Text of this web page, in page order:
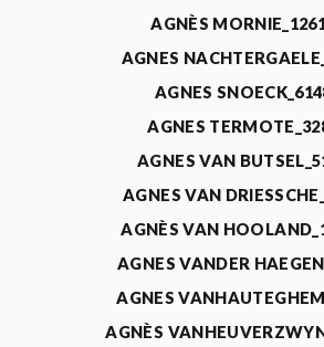
AGNÈS
AGNES
AGNES
AGNES
AGNES VAN
AGNES VAN
AGNÈS VAN
AGNES VANDER
AGNES
AGNÈS